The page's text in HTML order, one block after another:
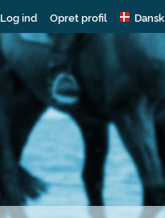
Log ind Opret profil Dansk